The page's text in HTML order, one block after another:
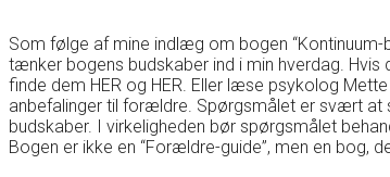
Som følge af mine indlæg om bogen “Kontinuum-
tænker bogens budskaber ind i min hverdag.
finde dem HER og HER. Eller læse psykolog
anbefalinger til forældre. Spørgsmålet er svært at
budskaber. I virkeligheden bør spørgsmålet
Bogen er ikke en “Forældre-guide”, men en bog,